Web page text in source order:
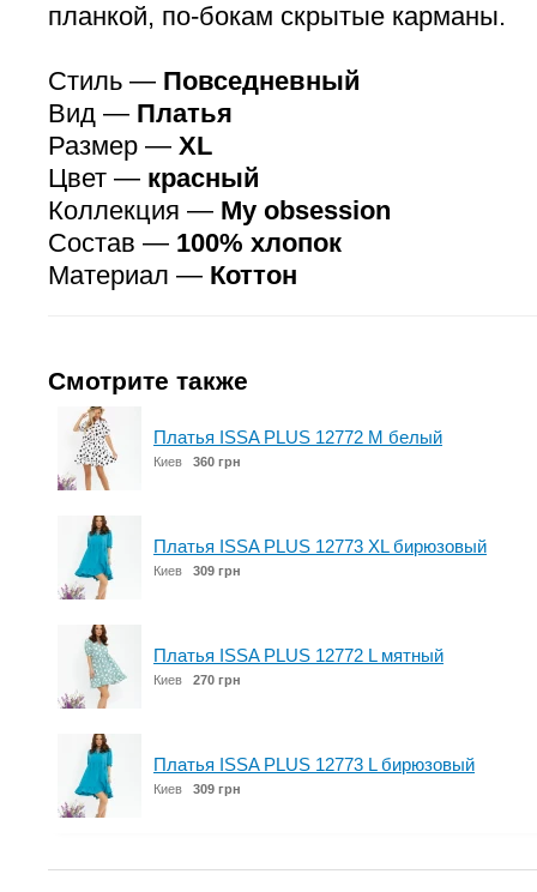
планкой, по-бокам скрытые карманы.
Стиль — Повседневный
Вид — Платья
Размер — XL
Цвет — красный
Коллекция — My obsession
Состав — 100% хлопок
Материал — Коттон
Смотрите также
Платья ISSA PLUS 12772 M белый
Киев 360 грн
Платья ISSA PLUS 12773 XL бирюзовый
Киев 309 грн
Платья ISSA PLUS 12772 L мятный
Киев 270 грн
Платья ISSA PLUS 12773 L бирюзовый
Киев 309 грн